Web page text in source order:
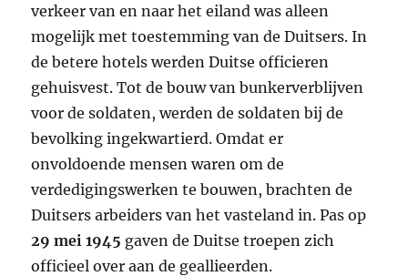
verkeer van en naar het eiland was alleen
mogelijk met toestemming van de Duitsers. In
de betere hotels werden Duitse officieren
gehuisvest. Tot de bouw van bunkerverblijven
voor de soldaten, werden de soldaten bij de
bevolking ingekwartierd. Omdat er
onvoldoende mensen waren om de
verdedigingswerken te bouwen, brachten de
Duitsers arbeiders van het vasteland in. Pas op
29 mei 1945 gaven de Duitse troepen zich
officieel over aan de geallieerden.